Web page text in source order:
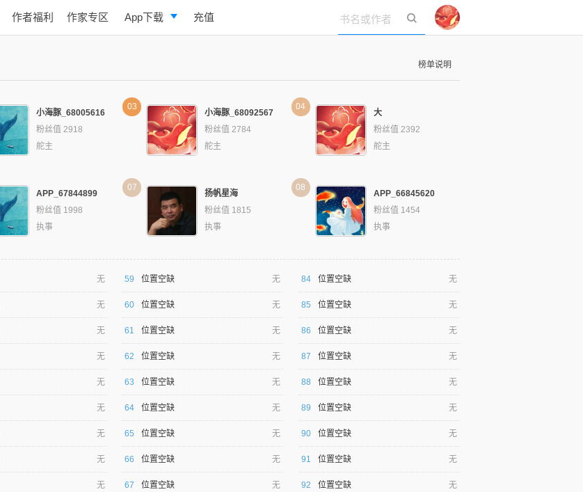
作者福利 作家专区 App下载 充值
榜单说明
小海豚_68005616
粉丝值 2918
舵主
03
小海豚_68092567
粉丝值 2784
舵主
04
大
粉丝值 2392
舵主
APP_67844899
粉丝值 1998
执事
07
扬帆星海
粉丝值 1815
执事
08
APP_66845620
粉丝值 1454
执事
无
无
无
无
无
无
无
无
无
59 位置空缺 无
60 位置空缺 无
61 位置空缺 无
62 位置空缺 无
63 位置空缺 无
64 位置空缺 无
65 位置空缺 无
66 位置空缺 无
67 位置空缺 无
84 位置空缺 无
85 位置空缺 无
86 位置空缺 无
87 位置空缺 无
88 位置空缺 无
89 位置空缺 无
90 位置空缺 无
91 位置空缺 无
92 位置空缺 无